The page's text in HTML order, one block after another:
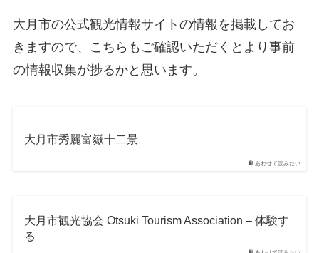
大月市の公式観光情報サイトの情報を掲載してお
きますので、こちらもご確認いただくとより事前
の情報収集が捗るかと思います。
あわせて読みたい
大月市秀麗富嶽十二景
大月市観光協会 Otsuki Tourism Association – 体験す
る